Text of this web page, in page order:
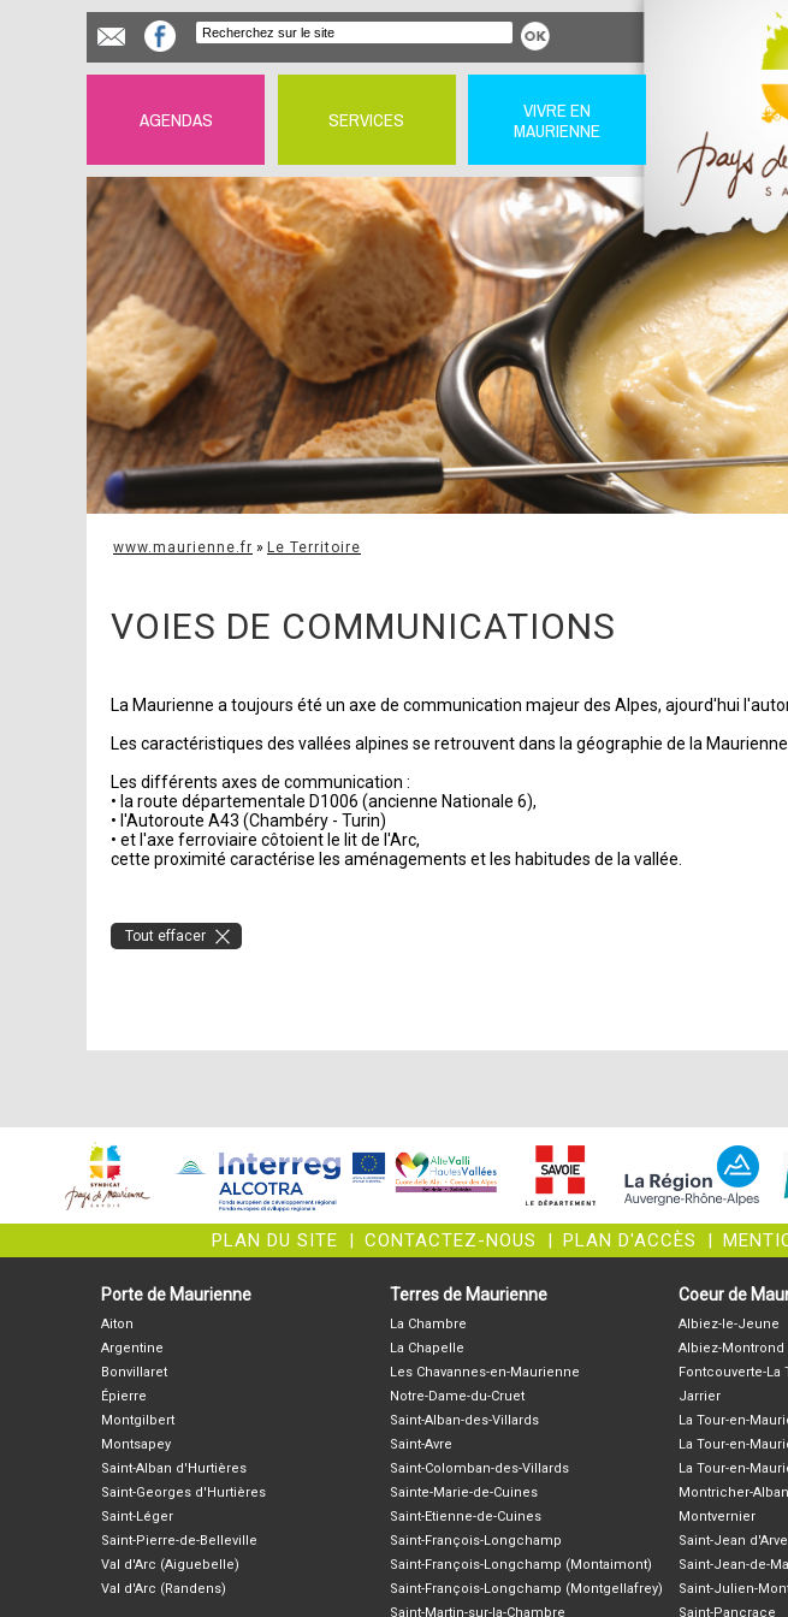
AGENDAS SERVICES
VIVRE EN
MAURIENNE
www.maurienne.fr » Le Territoire
VOIES DE COMMUNICATIONS
La Maurienne a toujours été un axe de communication majeur des Alpes, ajourd'hui
Les caractéristiques des vallées alpines se retrouvent dans la géographie de la Maurienne.
Les différents axes de communication :
• la route départementale D1006 (ancienne Nationale 6),
• l'Autoroute A43 (Chambéry - Turin)
• et l'axe ferroviaire côtoient le lit de l'Arc,
cette proximité caractérise les aménagements et les habitudes de la vallée.
Tout effacer
PLAN DU SITE | CONTACTEZ-NOUS | PLAN D'ACCÈS |
Porte de Maurienne
Aiton
Argentine
Bonvillaret
Épierre
Montgilbert
Montsapey
Saint-Alban d'Hurtières
Saint-Georges d'Hurtières
Saint-Léger
Saint-Pierre-de-Belleville
Val d'Arc (Aiguebelle)
Val d'Arc (Randens)
Terres de Maurienne
La Chambre
La Chapelle
Les Chavannes-en-Maurienne
Notre-Dame-du-Cruet
Saint-Alban-des-Villards
Saint-Avre
Saint-Colomban-des-Villards
Sainte-Marie-de-Cuines
Saint-Etienne-de-Cuines
Saint-François-Longchamp
Saint-François-Longchamp (Montaimont)
Saint-François-Longchamp (Montgellafrey)
Saint-Martin-sur-la-Chambre
Coeur de
Albiez-le-Jeune
Albiez-Montrond
Fontcouverte-La
Jarrier
La Tour-en-
La Tour-en-
La Tour-en-
Montricher-
Montvernier
Saint-Jean
Saint-Jean-de-
Saint-Julien-
Saint-Pancrace